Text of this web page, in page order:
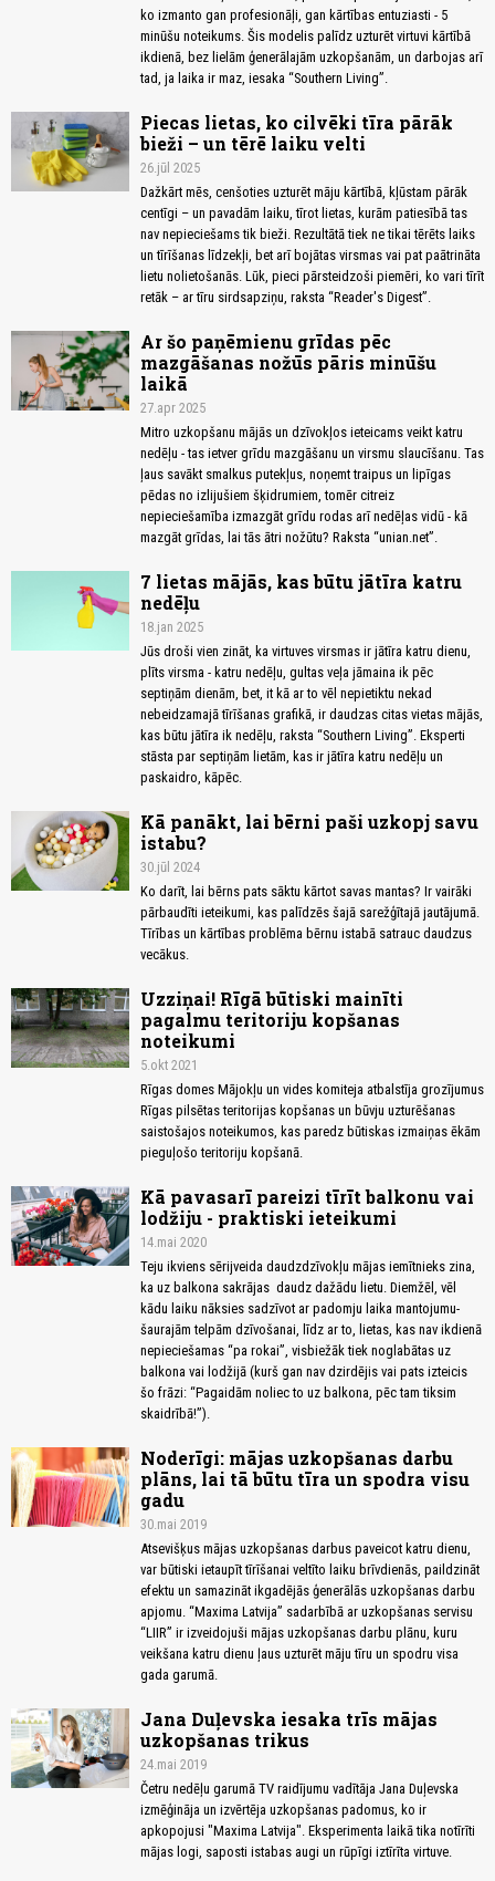
ko izmanto gan profesionāļi, gan kārtības entuziasti - 5
minūšu noteikums. Šis modelis palīdz uzturēt virtuvi kārtībā
ikdienā, bez lielām ģenerālajām uzkopšanām, un darbojas arī
tad, ja laika ir maz, iesaka “Southern Living”.
Piecas lietas, ko cilvēki tīra pārāk
bieži – un tērē laiku velti
26.jūl 2025
Dažkārt mēs, cenšoties uzturēt māju kārtībā, kļūstam pārāk
centīgi – un pavadām laiku, tīrot lietas, kurām patiesībā tas
nav nepieciešams tik bieži. Rezultātā tiek ne tikai tērēts laiks
un tīrīšanas līdzekļi, bet arī bojātas virsmas vai pat paātrināta
lietu nolietošanās. Lūk, pieci pārsteidzoši piemēri, ko vari tīrīt
retāk – ar tīru sirdsapziņu, raksta “Reader's Digest”.
Ar šo paņēmienu grīdas pēc
mazgāšanas nožūs pāris minūšu
laikā
27.apr 2025
Mitro uzkopšanu mājās un dzīvokļos ieteicams veikt katru
nedēļu - tas ietver grīdu mazgāšanu un virsmu slaucīšanu. Tas
ļaus savākt smalkus putekļus, noņemt traipus un lipīgas
pēdas no izlijušiem šķidrumiem, tomēr citreiz
nepieciešamība izmazgāt grīdu rodas arī nedēļas vidū - kā
mazgāt grīdas, lai tās ātri nožūtu? Raksta “unian.net”.
7 lietas mājās, kas būtu jātīra katru
nedēļu
18.jan 2025
Jūs droši vien zināt, ka virtuves virsmas ir jātīra katru dienu,
plīts virsma - katru nedēļu, gultas veļa jāmaina ik pēc
septiņām dienām, bet, it kā ar to vēl nepietiktu nekad
nebeidzamajā tīrīšanas grafikā, ir daudzas citas vietas mājās,
kas būtu jātīra ik nedēļu, raksta “Southern Living”. Eksperti
stāsta par septiņām lietām, kas ir jātīra katru nedēļu un
paskaidro, kāpēc.
Kā panākt, lai bērni paši uzkopj savu
istabu?
30.jūl 2024
Ko darīt, lai bērns pats sāktu kārtot savas mantas? Ir vairāki
pārbaudīti ieteikumi, kas palīdzēs šajā sarežģītajā jautājumā.
Tīrības un kārtības problēma bērnu istabā satrauc daudzus
vecākus.
Uzziņai! Rīgā būtiski mainīti
pagalmu teritoriju kopšanas
noteikumi
5.okt 2021
Rīgas domes Mājokļu un vides komiteja atbalstīja grozījumus
Rīgas pilsētas teritorijas kopšanas un būvju uzturēšanas
saistošajos noteikumos, kas paredz būtiskas izmaiņas ēkām
pieguļošo teritoriju kopšanā.
Kā pavasarī pareizi tīrīt balkonu vai
lodžiju - praktiski ieteikumi
14.mai 2020
Teju ikviens sērijveida daudzdzīvokļu mājas iemītnieks zina,
ka uz balkona sakrājas daudz dažādu lietu. Diemžēl, vēl
kādu laiku nāksies sadzīvot ar padomju laika mantojumu-
šaurajām telpām dzīvošanai, līdz ar to, lietas, kas nav ikdienā
nepieciešamas “pa rokai”, visbiežāk tiek noglabātas uz
balkona vai lodžijā (kurš gan nav dzirdējis vai pats izteicis
šo frāzi: “Pagaidām noliec to uz balkona, pēc tam tiksim
skaidrībā!”).
Noderīgi: mājas uzkopšanas darbu
plāns, lai tā būtu tīra un spodra visu
gadu
30.mai 2019
Atsevišķus mājas uzkopšanas darbus paveicot katru dienu,
var būtiski ietaupīt tīrīšanai veltīto laiku brīvdienās, paildzināt
efektu un samazināt ikgadējās ģenerālās uzkopšanas darbu
apjomu. “Maxima Latvija” sadarbībā ar uzkopšanas servisu
“LIIR” ir izveidojuši mājas uzkopšanas darbu plānu, kuru
veikšana katru dienu ļaus uzturēt māju tīru un spodru visa
gada garumā.
Jana Duļevska iesaka trīs mājas
uzkopšanas trikus
24.mai 2019
Četru nedēļu garumā TV raidījumu vadītāja Jana Duļevska
izmēģināja un izvērtēja uzkopšanas padomus, ko ir
apkopojusi "Maxima Latvija". Eksperimenta laikā tika notīrīti
mājas logi, saposti istabas augi un rūpīgi iztīrīta virtuve.